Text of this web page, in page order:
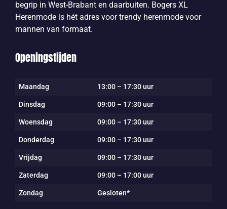
begrip in West-Brabant en daarbuiten. Bogers XL
Herenmode is hét adres voor trendy herenmode voor
mannen van formaat.
Openingstijden
Maandag 13:00 – 17:30 uur
Dinsdag 09:00 – 17:30 uur
Woensdag 09:00 – 17:30 uur
Donderdag 09:00 – 17:30 uur
Vrijdag 09:00 – 17:30 uur
Zaterdag 09:00 – 17:00 uur
Zondag Gesloten*